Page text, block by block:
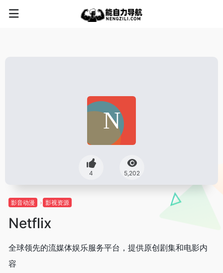
4 5,202
影音动漫 影视资源
Netflix
全球领先的流媒体娱乐服务平台，提供原创剧集和电影内
容